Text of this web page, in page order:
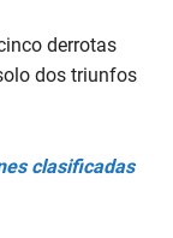
derrotas
dos triunfos
clasificadas